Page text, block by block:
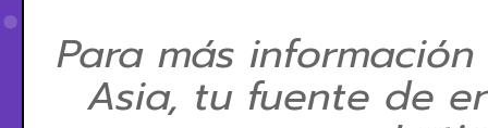
Para más
Asia, tu fuente de